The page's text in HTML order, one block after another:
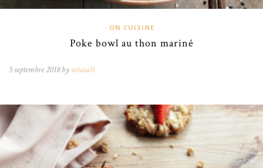
ON CUISINE
Poke bowl au thon mariné
5 septembre 2018 bysotasalt